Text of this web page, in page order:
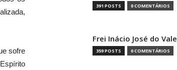
sofre
391 POSTS 0 COMENTÁRIOS
Frei Inácio José do Vale
359 POSTS 0 COMENTÁRIOS